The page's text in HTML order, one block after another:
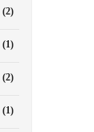
(2)
(1)
(2)
(1)